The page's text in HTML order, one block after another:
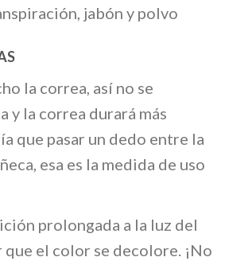
jabón y polvo
la correa, así no se
y la correa durará más
que pasar un dedo entre la
esa es la medida de uso
prolongada a la luz del
que el color se decolore. ¡No